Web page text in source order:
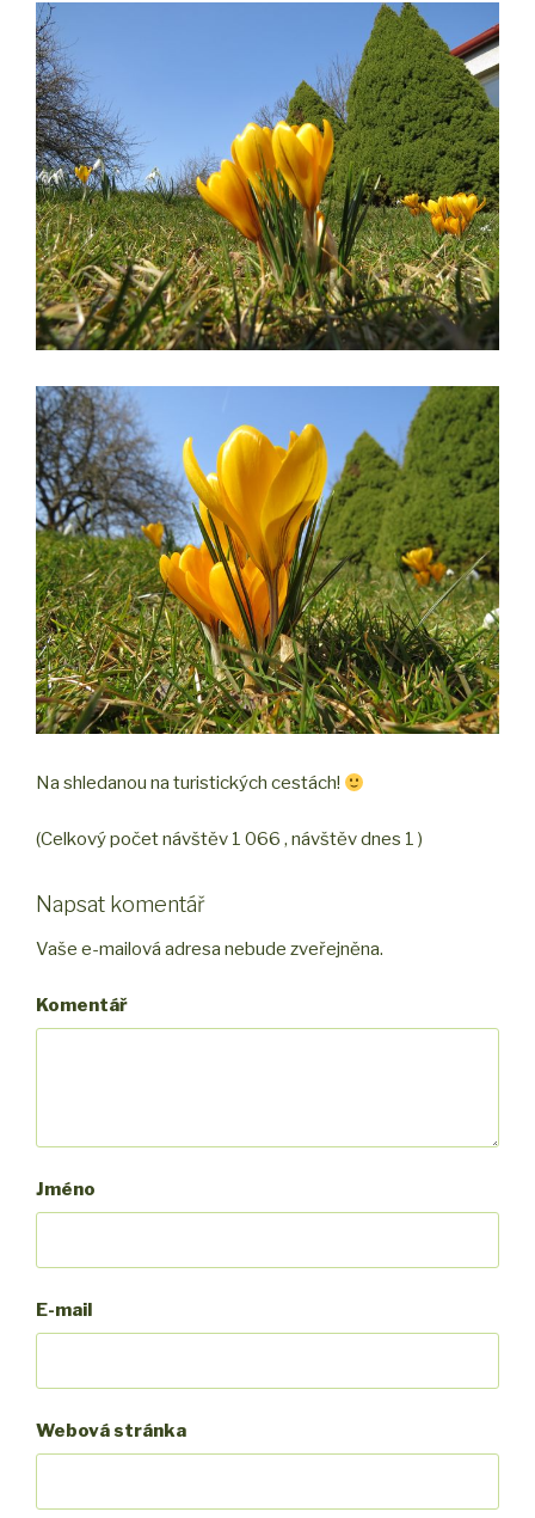
Na shledanou na turistických cestách!
(Celkový počet návštěv 1 066 , návštěv dnes 1 )
Napsat komentář
Vaše e-mailová adresa nebude zveřejněna.
Komentář
Jméno
E-mail
Webová stránka